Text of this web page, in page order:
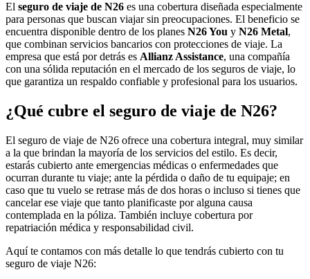
El seguro de viaje de N26 es una cobertura diseñada especialmente
para personas que buscan viajar sin preocupaciones. El beneficio se
encuentra disponible dentro de los planes N26 You y N26 Metal,
que combinan servicios bancarios con protecciones de viaje. La
empresa que está por detrás es Allianz Assistance, una compañía
con una sólida reputación en el mercado de los seguros de viaje, lo
que garantiza un respaldo confiable y profesional para los usuarios.
¿Qué cubre el seguro de viaje de N26?
El seguro de viaje de N26 ofrece una cobertura integral, muy similar
a la que brindan la mayoría de los servicios del estilo. Es decir,
estarás cubierto ante emergencias médicas o enfermedades que
ocurran durante tu viaje; ante la pérdida o daño de tu equipaje; en
caso que tu vuelo se retrase más de dos horas o incluso si tienes que
cancelar ese viaje que tanto planificaste por alguna causa
contemplada en la póliza. También incluye cobertura por
repatriación médica y responsabilidad civil.
Aquí te contamos con más detalle lo que tendrás cubierto con tu
seguro de viaje N26: